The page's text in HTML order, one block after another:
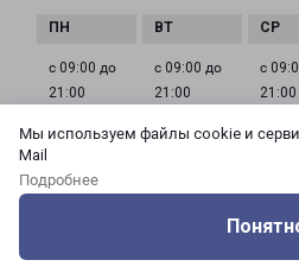
Мы используем файлы cookie и
Mail
Подробнее
с 09:00 до
21:00
с 09:00 до
21:00
с
21:00
с 09:00 до
21:00
21:00
21:00